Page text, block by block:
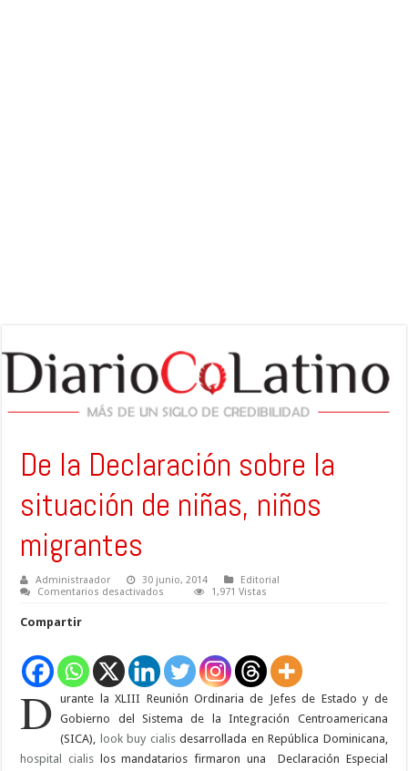
De la Declaración sobre la
situación de niñas, niños
migrantes
Administraador 30 junio, 2014
Editorial
Comentarios desactivados
situación
de
niñas,
niños
1,971 Vistas
Compartir
D
urante la XLIII Reunión Ordinaria de Jefes de Estado y de
Gobierno del Sistema de la Integración Centroamericana
(SICA),
look buy cialisdesarrollada en República Dominicana,
hospital
cialislos mandatarios firmaron una Declaración Especial